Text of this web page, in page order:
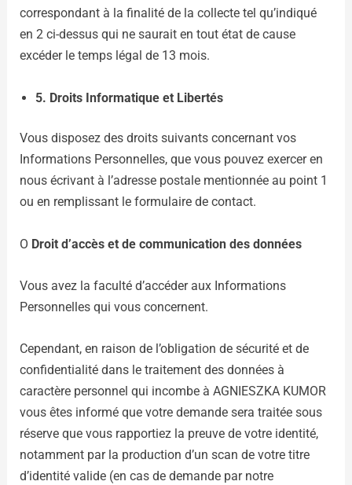
correspondant à la finalité de la collecte tel qu’indiqué
en 2 ci-dessus qui ne saurait en tout état de cause
excéder le temps légal de 13 mois.
5. Droits Informatique et Libertés
Vous disposez des droits suivants concernant vos
Informations Personnelles, que vous pouvez exercer en
nous écrivant à l’adresse postale mentionnée au point 1
ou en remplissant le formulaire de contact.
O Droit d’accès et de communication des données
Vous avez la faculté d’accéder aux Informations
Personnelles qui vous concernent.
Cependant, en raison de l’obligation de sécurité et de
confidentialité dans le traitement des données à
caractère personnel qui incombe à AGNIESZKA KUMOR
vous êtes informé que votre demande sera traitée sous
réserve que vous rapportiez la preuve de votre identité,
notamment par la production d’un scan de votre titre
d’identité valide (en cas de demande par notre